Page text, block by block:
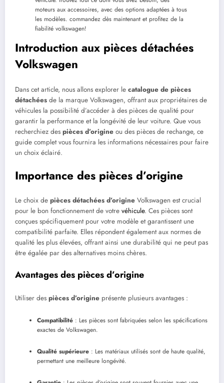
Introduction aux pièces détachées
Volkswagen
Dans cet article, nous allons explorer le catalogue de pièces
détachées de la marque Volkswagen, offrant aux propriétaires de
véhicules la possibilité d’accéder à des pièces de qualité pour
garantir la performance et la longévité de leur voiture. Que vous
recherchiez des pièces d’origine ou des pièces de rechange, ce
guide complet vous fournira les informations nécessaires pour faire
un choix éclairé.
Importance des pièces d’origine
Le choix de pièces détachées d’origine Volkswagen est crucial
pour le bon fonctionnement de votre véhicule. Ces pièces sont
conçues spécifiquement pour votre modèle et garantissent une
compatibilité parfaite. Elles répondent également aux normes de
qualité les plus élevées, offrant ainsi une durabilité qui ne peut pas
être égalée par des alternatives moins chères.
Avantages des pièces d’origine
Utiliser des pièces d’origine présente plusieurs avantages :
Compatibilité : Les pièces sont fabriquées selon les spécifications
exactes de Volkswagen.
Qualité supérieure : Les matériaux utilisés sont de haute qualité,
permettant une meilleure longévité.